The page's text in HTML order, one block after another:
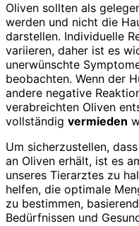
Oliven sollten als
werden und nicht die
darstellen. Individuelle
variieren, daher ist es
unerwünschte
beobachten. Wenn der
andere negative
verabreichten Oliven
vollständig vermieden
Um sicherzustellen,
an Oliven erhält, ist es
unseres Tierarztes zu
helfen, die optimale
zu bestimmen,
Bedürfnissen und